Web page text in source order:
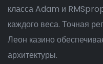
класса Adam и
каждого веса. Точная
Леон казино
архитектуры.